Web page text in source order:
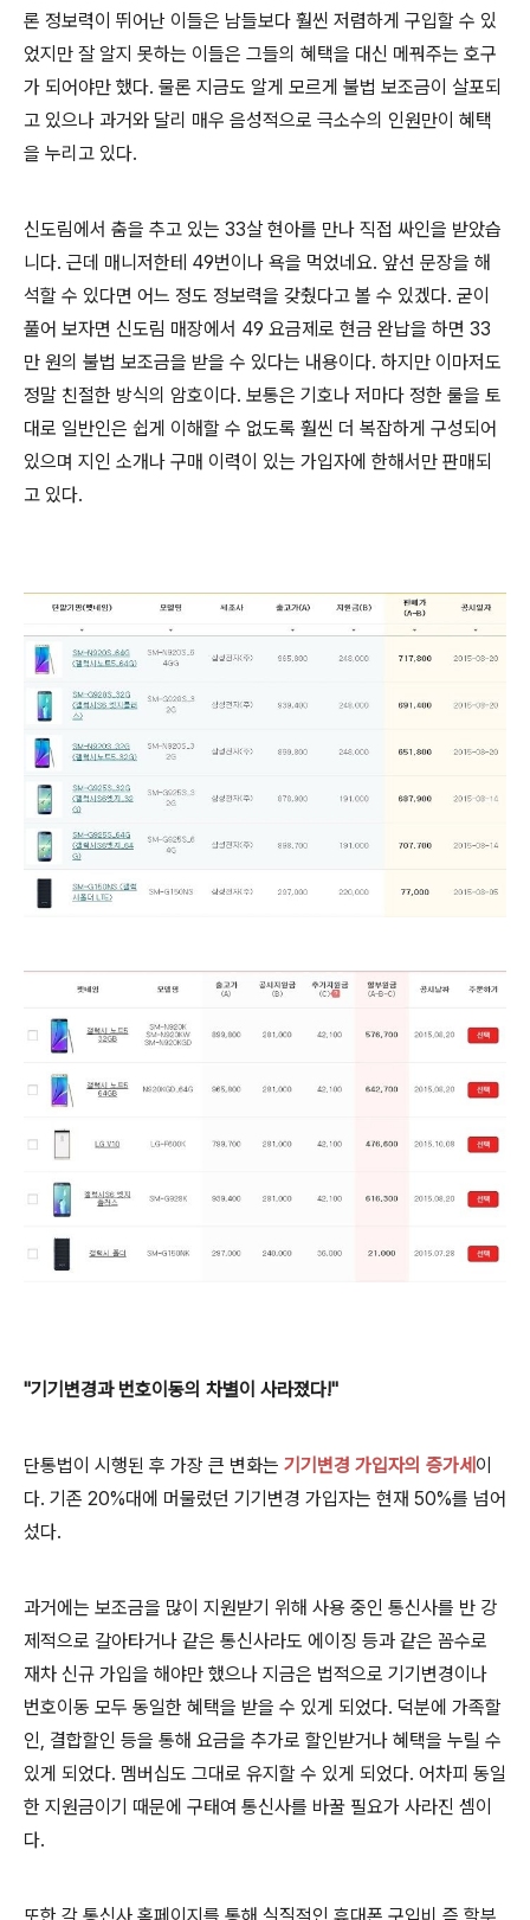
론 정보력이 뛰어난 이들은 남들보다 훨씬 저렴하게 구입할 수 있
었지만 잘 알지 못하는 이들은 그들의 혜택을 대신 메꿔주는 호구
가 되어야만 했다. 물론 지금도 알게 모르게 불법 보조금이 살포되
고 있으나 과거와 달리 매우 음성적으로 극소수의 인원만이 혜택
을 누리고 있다.
신도림에서 춤을 추고 있는 33살 현아를 만나 직접 싸인을 받았습
니다. 근데 매니저한테 49번이나 욕을 먹었네요. 앞선 문장을 해
석할 수 있다면 어느 정도 정보력을 갖췄다고 볼 수 있겠다. 굳이
풀어 보자면 신도림 매장에서 49 요금제로 현금 완납을 하면 33
만 원의 불법 보조금을 받을 수 있다는 내용이다. 하지만 이마저도
정말 친절한 방식의 암호이다. 보통은 기호나 저마다 정한 룰을 토
대로 일반인은 쉽게 이해할 수 없도록 훨씬 더 복잡하게 구성되어
있으며 지인 소개나 구매 이력이 있는 가입자에 한해서만 판매되
고 있다.
"기기변경과 번호이동의 차별이 사라졌다!"
단통법이 시행된 후 가장 큰 변화는 기기변경 가입자의 증가세 이
다. 기존 20%대에 머물렀던 기기변경 가입자는 현재 50%를 넘어
섰다.
과거에는 보조금을 많이 지원받기 위해 사용 중인 통신사를 반 강
제적으로 갈아타거나 같은 통신사라도 에이징 등과 같은 꼼수로
재차 신규 가입을 해야만 했으나 지금은 법적으로 기기변경이나
번호이동 모두 동일한 혜택을 받을 수 있게 되었다. 덕분에 가족할
인, 결합할인 등을 통해 요금을 추가로 할인받거나 혜택을 누릴 수
있게 되었다. 멤버십도 그대로 유지할 수 있게 되었다. 어차피 동일
한 지원금이기 때문에 구태여 통신사를 바꿀 필요가 사라진 셈이
다.